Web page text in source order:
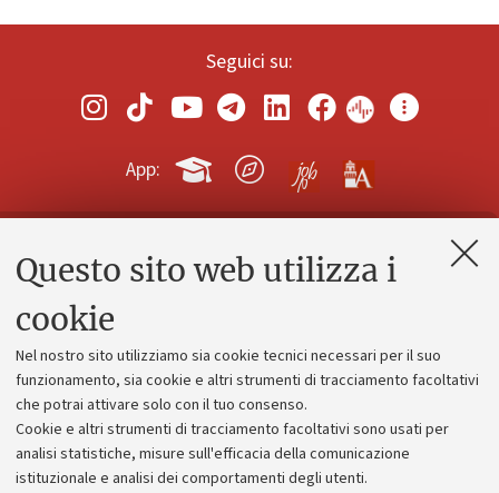
Questo sito web utilizza i
cookie
Nel nostro sito utilizziamo sia cookie tecnici necessari per il suo
funzionamento, sia cookie e altri strumenti di tracciamento facoltativi
che potrai attivare solo con il tuo consenso.
Cookie e altri strumenti di tracciamento facoltativi sono usati per
analisi statistiche, misure sull'efficacia della comunicazione
istituzionale e analisi dei comportamenti degli utenti.
Seguici su:
App:
Contatti e PEC
Alumni community
Piano strategico
Bilanci
Donazioni e 5x1000